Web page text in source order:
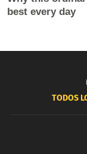
TODOS